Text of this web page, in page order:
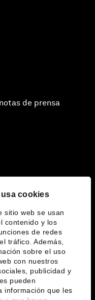
usa cookies
sitio web se usan
contenido y los
de redes
tráfico. Además,
sobre el uso
con nuestros
publicidad y
pueden
información que les
de prensa